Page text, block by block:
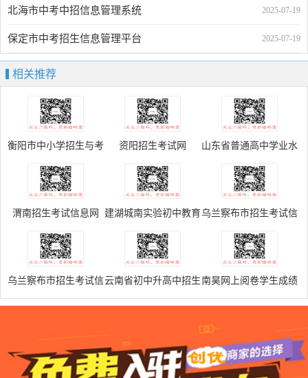
2025-07-19
北海市中考中招信息管理系统
2025-07-19
保定市中考招生信息管理平台
相关推荐
衡阳市中小学招生与考
试信息网
资阳招生考试网 山东省普通高中学业水
平考试网上报名系统
渭南招生考试信息网
建湖城南实验初中教育
集团成绩查询系统
乌兰察布市招生考试信
息网
乌兰察布市招生考试信云南省初中升高中招生南昊网上阅卷学生成绩